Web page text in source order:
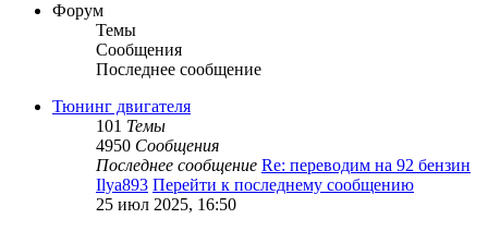
Форум
Темы
Сообщения
Последнее сообщение
Тюнинг двигателя
101 Темы
4950 Сообщения
Последнее сообщение Re: переводим на 92 бензин
Ilya893 Перейти к последнему сообщению
25 июл 2025, 16:50